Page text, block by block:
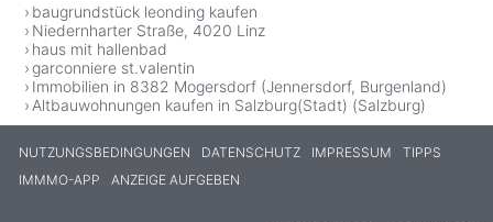
baugrundstück leonding kaufen
Niedernharter Straße, 4020 Linz
haus mit hallenbad
garconniere st.valentin
Immobilien in 8382 Mogersdorf (Jennersdorf, Burgenland)
Altbauwohnungen kaufen in Salzburg(Stadt) (Salzburg)
NUTZUNGSBEDINGUNGEN DATENSCHUTZ IMPRESSUM
TIPPS
IMMMO-APP
ANZEIGE AUFGEBEN